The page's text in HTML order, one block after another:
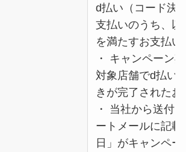
d払い（コード決
支払いのうち、以
を満たすお支払い
・ キャンペーン
対象店舗でd払い
きが完了されたお
・ 当社から送付
ートメールに記載
日」がキャンペ